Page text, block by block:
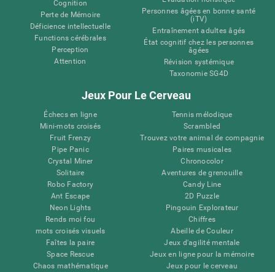
Cognition
Perte de Mémoire
Déficience intellectuelle
Functions cérébrales
Perception
Attention
Personnes âgées en bonne santé
(iTV)
Entraînement adultes âgés
État cognitif chez les personnes
âgées
Révision systémique
Taxonomie SG4D
Jeux Pour Le Cerveau
Échecs en ligne
Mini-mots croisés
Fruit Frenzy
Pipe Panic
Crystal Miner
Solitaire
Robo Factory
Ant Escape
Neon Lights
Rends moi fou
mots croisés visuels
Faîtes la paire
Space Rescue
Chaos mathématique
Tennis mélodique
Scrambled
Trouvez votre animal de compagnie
Paires musicales
Chronocolor
Aventures de grenouille
Candy Line
2D Puzzle
Pingouin Explorateur
Chiffres
Abeille de Couleur
Jeux d'agilité mentale
Jeux en ligne pour la mémoire
Jeux pour le cerveau